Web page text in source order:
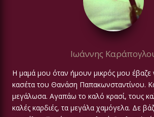
Ιωάννης
Η μαμά μου όταν ήμουν μικρός μου έβαζε
κασέτα του Θανάση Παπακωνσταντίνου.
μεγάλωσα. Αγαπάω το καλό κρασί, τους
καλές καρδιές, τα μεγάλα χαμόγελα. Δε